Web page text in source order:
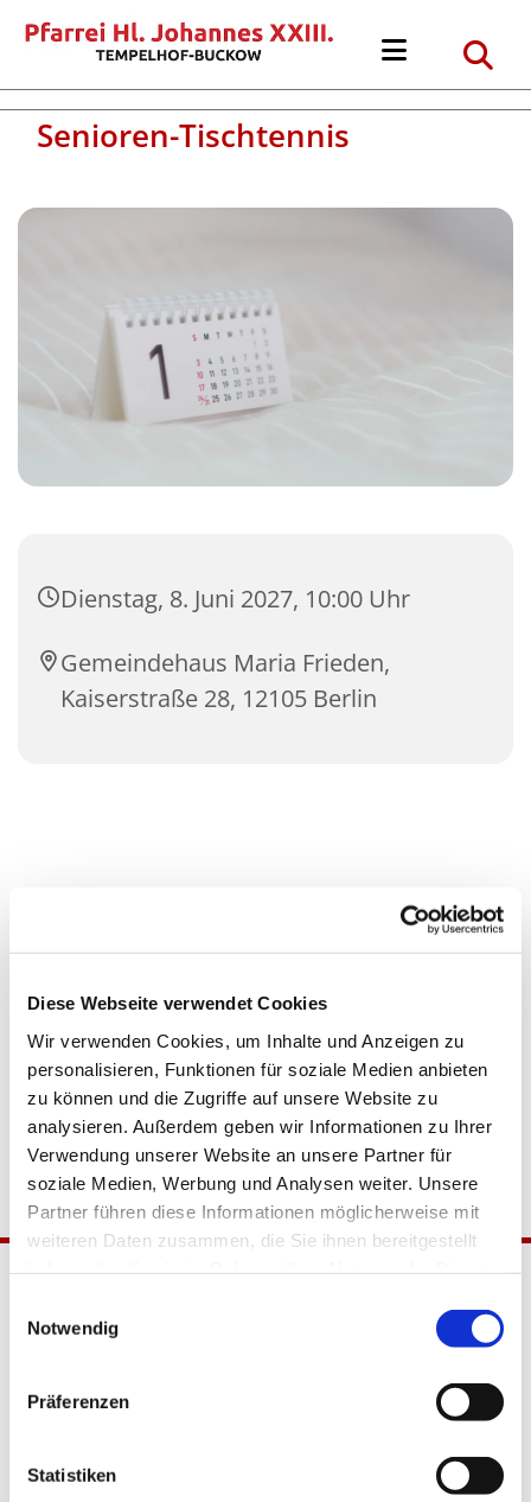
Diese Webseite verwendet Cookies
Wir verwenden Cookies, um Inhalte und Anzeigen zu
personalisieren, Funktionen für soziale Medien anbieten
zu können und die Zugriffe auf unsere Website zu
analysieren. Außerdem geben wir Informationen zu Ihrer
Verwendung unserer Website an unsere Partner für
soziale Medien, Werbung und Analysen weiter. Unsere
Partner führen diese Informationen möglicherweise mit
weiteren Daten zusammen, die Sie ihnen bereitgestellt
Notwendig
Präferenzen
Statistiken
Senioren-Tischtennis
Dienstag, 8. Juni 2027, 10:00 Uhr
Gemeindehaus Maria Frieden,
Kaiserstraße 28, 12105 Berlin
Pfarrei Hl. Johannes XXIII.